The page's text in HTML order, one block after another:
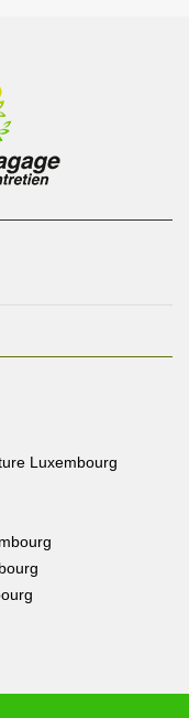
Luxembourg